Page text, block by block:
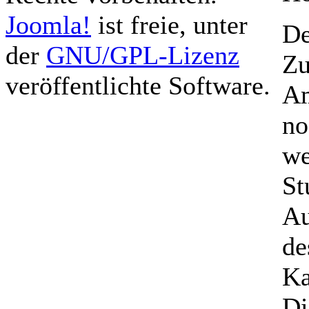
Joomla! ist freie, unter
der GNU/GPL-Lizenz
veröffentlichte Software.